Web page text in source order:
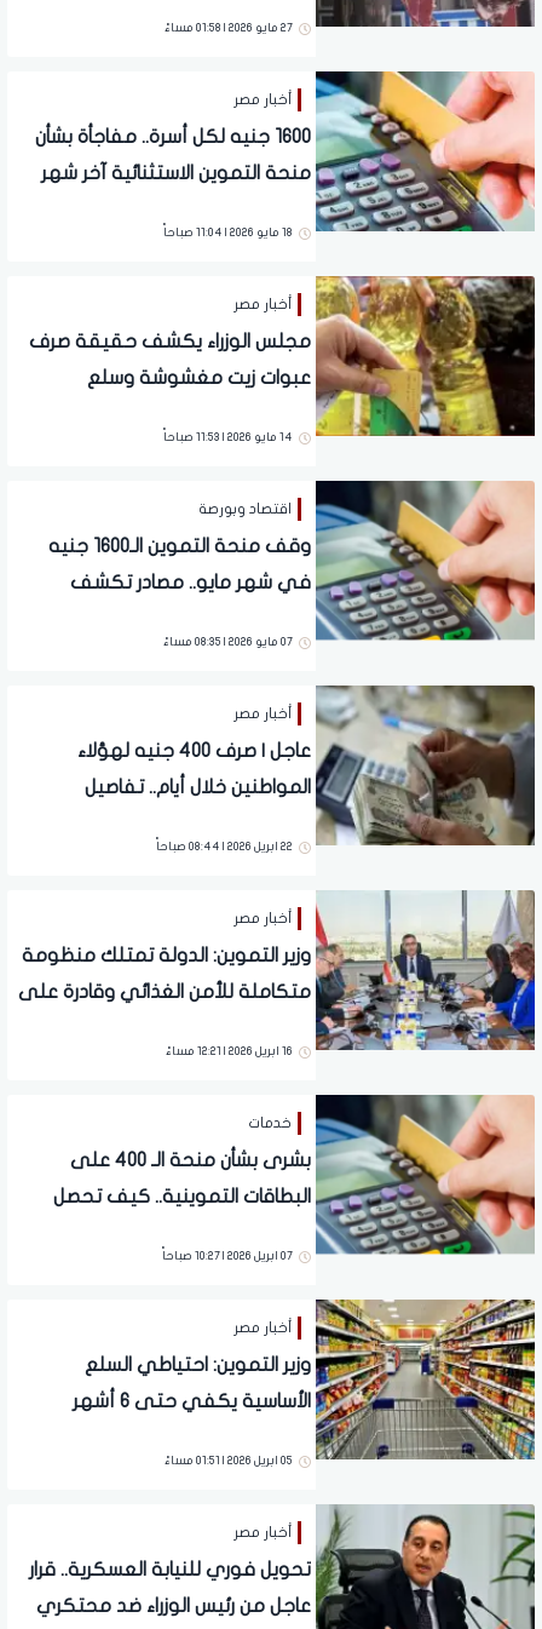
27 مايو 2026 | 01:58 مساءً
أخبار مصر
1600 جنيه لكل أسرة.. مفاجأة بشأن
منحة التموين الاستثنائية آخر شهر
18 مايو 2026 | 11:04 صباحاً
أخبار مصر
مجلس الوزراء يكشف حقيقة صرف
عبوات زيت مغشوشة وسلع
14 مايو 2026 | 11:53 صباحاً
اقتصاد وبورصة
وقف منحة التموين الـ1600 جنيه
في شهر مايو.. مصادر تكشف
07 مايو 2026 | 08:35 مساءً
أخبار مصر
عاجل | صرف 400 جنيه لهؤلاء
المواطنين خلال أيام.. تفاصيل
22 ابريل 2026 | 08:44 صباحاً
أخبار مصر
وزير التموين: الدولة تمتلك منظومة
متكاملة للأمن الغذائي وقادرة على
16 ابريل 2026 | 12:21 مساءً
خدمات
بشرى بشأن منحة الـ 400 على
البطاقات التموينية.. كيف تحصل
07 ابريل 2026 | 10:27 صباحاً
أخبار مصر
وزير التموين: احتياطي السلع
الأساسية يكفي حتى 6 أشهر
05 ابريل 2026 | 01:51 مساءً
أخبار مصر
تحويل فوري للنيابة العسكرية.. قرار
عاجل من رئيس الوزراء ضد محتكري